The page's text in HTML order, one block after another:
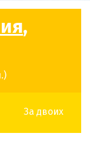
,
За двоих